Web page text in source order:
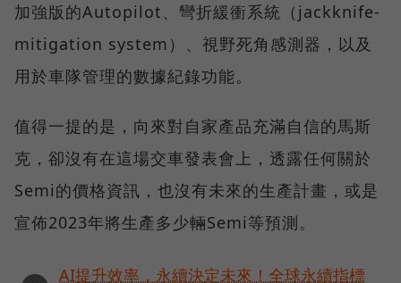
加強版的Autopilot、彎折緩衝系統（jackknife-
mitigation system）、視野死角感測器，以及
用於車隊管理的數據紀錄功能。
值得一提的是，向來對自家產品充滿自信的馬斯
克，卻沒有在這場交車發表會上，透露任何關於
Semi的價格資訊，也沒有未來的生產計畫，或是
宣佈2023年將生產多少輛Semi等預測。
AI提升效率，永續決定未來！全球永續指標